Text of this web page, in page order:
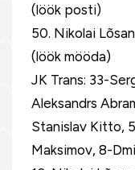
(löök posti)
50. Nikolai
(löök mööda)
JK Trans: 33-
Aleksandrs
Stanislav Kitto,
Maksimov, 8-